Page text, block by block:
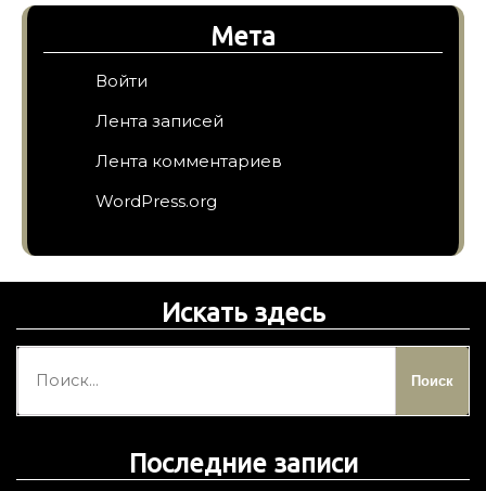
Мета
Войти
Лента записей
Лента комментариев
WordPress.org
Искать здесь
й
Последние записи